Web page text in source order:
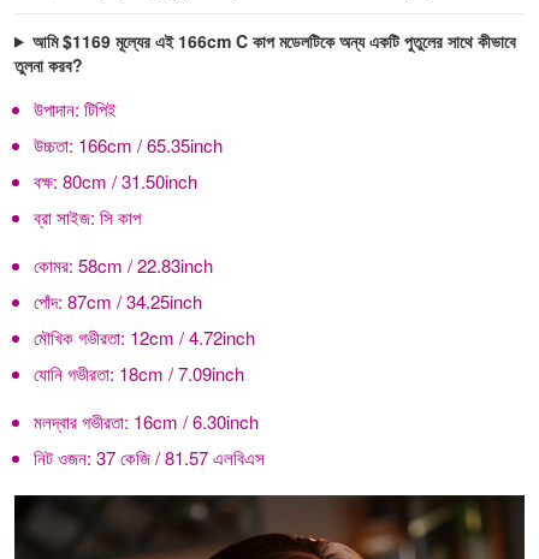
আমি $1169 মূল্যের এই 166cm C কাপ মডেলটিকে অন্য একটি পুতুলের সাথে কীভাবে
তুলনা করব?
উপাদান: টিপিই
উচ্চতা: 166cm / 65.35inch
বক্ষ: 80cm / 31.50inch
ব্রা সাইজ: সি কাপ
কোমর: 58cm / 22.83inch
পোঁদ: 87cm / 34.25inch
মৌখিক গভীরতা: 12cm / 4.72inch
যোনি গভীরতা: 18cm / 7.09inch
মলদ্বার গভীরতা: 16cm / 6.30inch
নিট ওজন: 37 কেজি / 81.57 এলবিএস